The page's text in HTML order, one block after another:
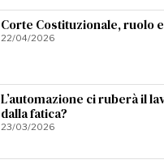
Corte Costituzionale, ruolo
22/04/2026
L’automazione ci ruberà il
dalla fatica?
23/03/2026